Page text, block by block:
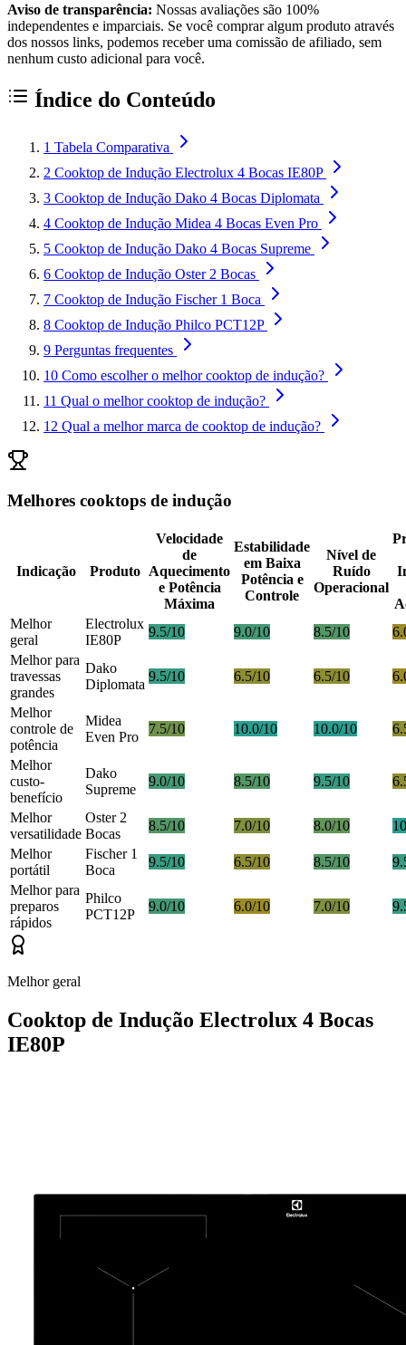
Aviso de transparência: Nossas avaliações são 100%
independentes e imparciais. Se você comprar algum produto através
dos nossos links, podemos receber uma comissão de afiliado, sem
nenhum custo adicional para você.
Índice do Conteúdo
1 Tabela Comparativa
2 Cooktop de Indução Electrolux 4 Bocas IE80P
3 Cooktop de Indução Dako 4 Bocas Diplomata
4 Cooktop de Indução Midea 4 Bocas Even Pro
5 Cooktop de Indução Dako 4 Bocas Supreme
6 Cooktop de Indução Oster 2 Bocas
7 Cooktop de Indução Fischer 1 Boca
8 Cooktop de Indução Philco PCT12P
9 Perguntas frequentes
10 Como escolher o melhor cooktop de indução?
11 Qual o melhor cooktop de indução?
12 Qual a melhor marca de cooktop de indução?
Melhores cooktops de indução
Indicação Produto
Velocidade
de
Aquecimento
e Potência
Máxima
Estabilidade
em Baixa
Potência e
Controle
Nível de
Ruído
Operacional
Melhor
geral
Electrolux
IE80P
9.5/10 9.0/10 8.5/10
Melhor para
travessas
grandes
Dako
Diplomata
9.5/10 6.5/10 6.5/10
Melhor
controle de
potência
Midea
Even Pro
7.5/10 10.0/10 10.0/10
Melhor
custo-
benefício
Dako
Supreme
9.0/10 8.5/10 9.5/10
Melhor
versatilidade
Oster 2
Bocas
8.5/10 7.0/10 8.0/10
Melhor
portátil
Fischer 1
Boca
9.5/10 6.5/10 8.5/10
Melhor para
preparos
rápidos
Philco
PCT12P
9.0/10 6.0/10 7.0/10
Melhor geral
Cooktop de Indução Electrolux 4 Bocas
IE80P